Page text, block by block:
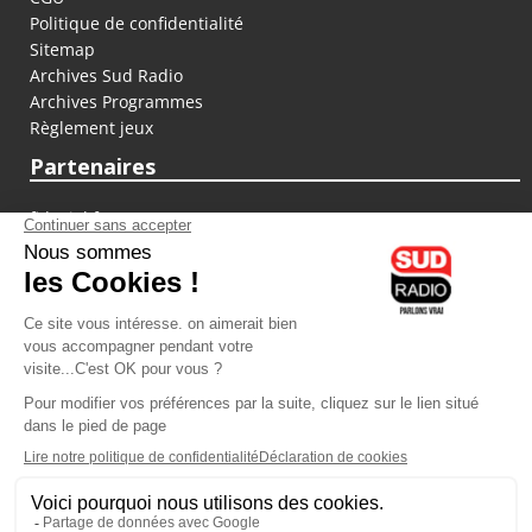
Politique de confidentialité
Sitemap
Archives Sud Radio
Archives Programmes
Règlement jeux
Partenaires
fiducial.fr
lyoncapitale.fr
olympique-et-lyonnais.com
L'application Iphone / Android
Téléchargez l'application
Les cookies
Gestion des cookies